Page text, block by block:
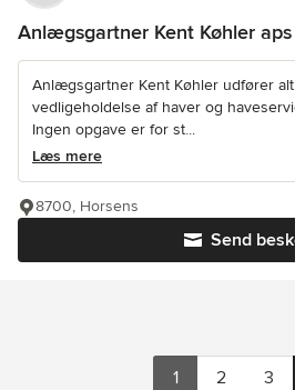
Anlægsgartner Kent Køhler aps
Anlægsgartner Kent Køhler udfører
vedligeholdelse af haver og
Ingen opgave er for st...
Læs mere
Send
8700, Horsens
1 2 3